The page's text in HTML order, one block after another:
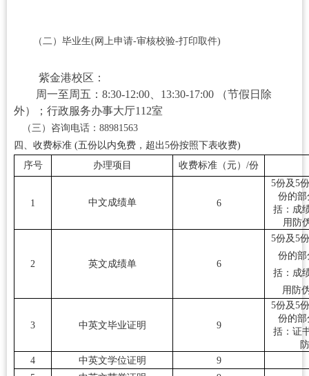
（二）毕业生(网上申请-审核校验-打印取件)
紫金港校区：
周一至周五： 8:30-12:00、 13:30-17:00 （节假日除
外）
； 行政服务办事大厅112室
（三）咨询电话 ：88981563
四、收费标准 (五份以内免费，超出5份按照下表收费)
序号
办理项目 收费标准（元）/份
1 中文成绩单 6
5份及5
份的
括：成
用防
2 英文成绩单 6
5份及5
份的
括：成
用防
3 中英文毕业证明 9
5份及5
份的
括：证
4
中英文学位证明
9